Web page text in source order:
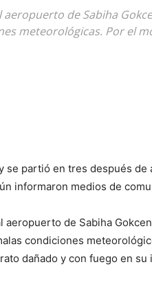
aeropuerto de Sabiha
meteorológicas. Por el
se partió en tres después de
informaron medios de
de Sabiha
condiciones
dañado y con fuego en su